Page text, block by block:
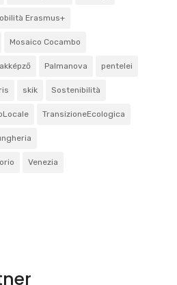
Erasmus+
Mosaico Cocambo
Palmanova pentelei
skik Sostenibilità
TransizioneEcologica
Venezia